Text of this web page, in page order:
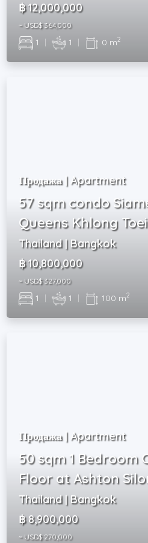
฿ 12,000,000
~ USD$ 364,000
1 | 1 | 0 m2
Продажа | Apartment
57 sqm condo
Queens Khlong
Thailand | Bangkok
฿ 10,800,000
~ USD$ 327,000
1 | 1 | 100 m2
Продажа | Apartment
50 sqm 1 Bedroom
Floor at Ashton
Thailand | Bangkok
฿ 8,900,000
~ USD$ 270,000